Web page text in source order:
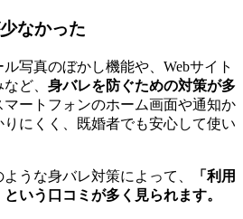
なかった
写真のぼかし機能や、Webサイト
ど、 身バレを防ぐための対策が多
マートフォンのホーム画面や通知か
にくく、既婚者でも安心して使い
うな身バレ対策によって、
「利用
いう口コミが多く見られます。